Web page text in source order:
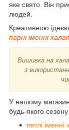
яке свято. Він
людей.
Креативною
парні іменні
Вишивка на
з
У нашому
будь-якого
теплі іменні